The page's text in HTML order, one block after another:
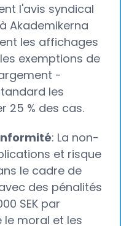
l'avis syndical
Akademikerna
les affichages
exemptions de
-
les
25 % des cas.
: La non-
et risque
le cadre de
des pénalités
SEK par
moral et les